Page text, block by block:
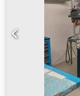
инструменти HSK
подменен
шпиндели за X + Y
Машината има
шпиндела и все
приблизително
под напрежение